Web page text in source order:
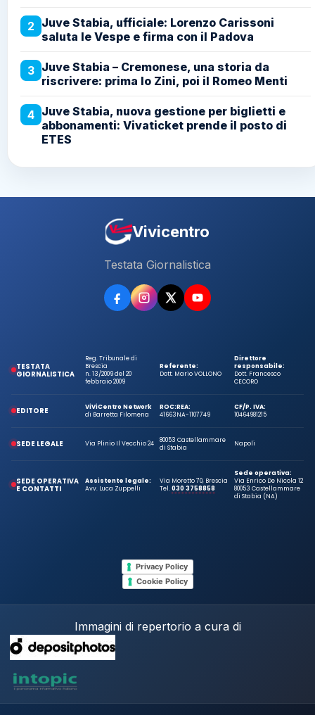
2 Juve Stabia, ufficiale: Lorenzo Carissoni
saluta le Vespe e firma con il Padova
3 Juve Stabia – Cremonese, una storia da
riscrivere: prima lo Zini, poi il Romeo Menti
4 Juve Stabia, nuova gestione per biglietti e
abbonamenti: Vivaticket prende il posto di
ETES
Vivicentro
Testata Giornalistica
TESTATA
GIORNALISTICA
Reg. Tribunale di
Brescia
n. 13/2009 del 20
febbraio 2009
Referente:
Dott. Mario VOLLONO
Direttore
responsabile:
Dott. Francesco
CECORO
EDITORE
ViViCentro Network
di Barretta Filomena
ROC:
41663
REA:
NA-1107749
CF/P. IVA:
10464981215
SEDE LEGALE Via Plinio Il Vecchio 24
80053 Castellammare
di Stabia
Napoli
SEDE OPERATIVA
E CONTATTI
Assistente legale:
Avv. Luca Zuppelli
Via Moretto 70, Brescia
Tel.030 3758858
Sede operativa:
Via Enrico De Nicola 12
80053 Castellammare
di Stabia (NA)
Privacy Policy
Cookie Policy
Immagini di repertorio a cura di